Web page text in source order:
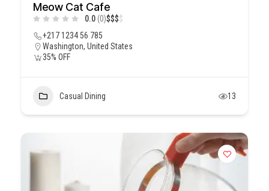
Meow Cat Cafe
0.0 (0)$$$$
+217 1234 56 785
Washington, United States
35% OFF
Casual Dining 13